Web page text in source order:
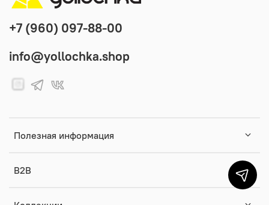
Полезная информация
B2B
+7 (960) 097-88-00
info@yollochka.shop